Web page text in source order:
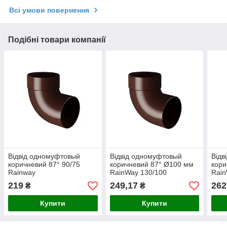
Всі умови повернення
Подібні товари компанії
Відвід одномуфтовый
коричневий 87° 90/75
Rainway
219 ₴
Купити
Відвід одномуфтовый
коричневий 87° Ø100 мм
RainWay 130/100
249,17₴
Купити